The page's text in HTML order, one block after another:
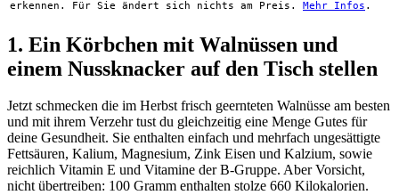
erkennen. Für Sie ändert sich nichts am Preis. Mehr Infos .
1. Ein Körbchen mit Walnüssen und
einem Nussknacker auf den Tisch stellen
Jetzt schmecken die im Herbst frisch geernteten Walnüsse am besten
und mit ihrem Verzehr tust du gleichzeitig eine Menge Gutes für
deine Gesundheit. Sie enthalten einfach und mehrfach ungesättigte
Fettsäuren, Kalium, Magnesium, Zink Eisen und Kalzium, sowie
reichlich Vitamin E und Vitamine der B-Gruppe. Aber Vorsicht,
nicht übertreiben: 100 Gramm enthalten stolze 660 Kilokalorien.